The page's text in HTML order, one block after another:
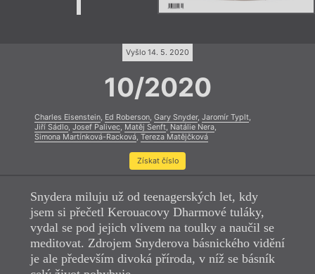
Vyšlo 14. 5. 2020
10/2020
Charles Eisenstein, Ed Roberson, Gary Snyder, Jaromír Typlt,
Jiří Sádlo, Josef Palivec, Matěj Senft, Natálie Nera,
Simona Martínková-Racková, Tereza Matějčková
Získat číslo
Snydera miluju už od teenagerských let, kdy
jsem si přečetl Kerouacovy Dharmové tuláky,
vydal se pod jejich vlivem na toulky a naučil se
meditovat. Zdrojem Snyderova básnického vidění
je ale především divoká příroda, v níž se básník